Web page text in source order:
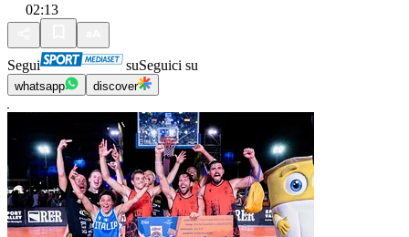
02:13
Segui suSeguici su
whatsapp discover